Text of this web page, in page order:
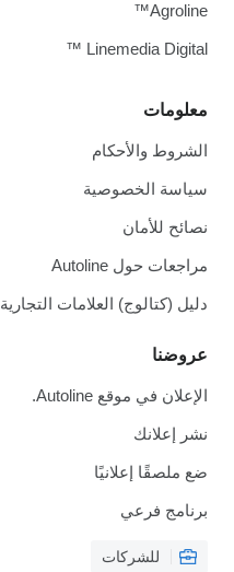
معلومات
الشروط والأحكام
سياسة الخصوصية
نصائح للأمان
مراجعات حول Autoline
دليل (كتالوج) العلامات التجارية
عروضنا
الإعلان في موقع Autoline.
نشر إعلانك
ضع ملصقًا إعلانيًا
برنامج فرعي
للشركات
Agroline™
Linemedia Digital ™